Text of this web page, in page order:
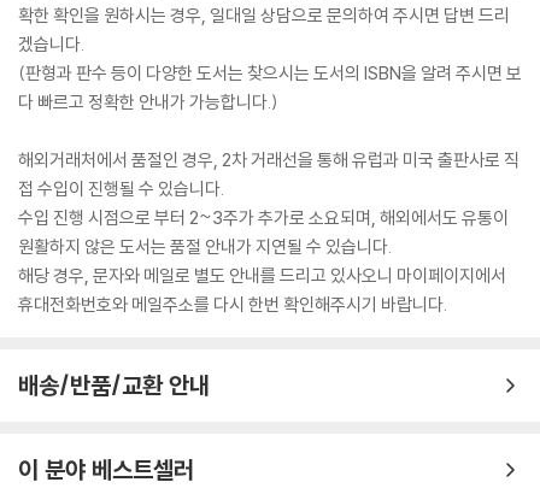
확한 확인을 원하시는 경우, 일대일 상담으로 문의하여 주시면 답변 드리
겠습니다.
(판형과 판수 등이 다양한 도서는 찾으시는 도서의 ISBN을 알려 주시면 보
다 빠르고 정확한 안내가 가능합니다.)
해외거래처에서 품절인 경우, 2차 거래선을 통해 유럽과 미국 출판사로 직
접 수입이 진행될 수 있습니다.
수입 진행 시점으로 부터 2~3주가 추가로 소요되며, 해외에서도 유통이
원활하지 않은 도서는 품절 안내가 지연될 수 있습니다.
해당 경우, 문자와 메일로 별도 안내를 드리고 있사오니 마이페이지에서
휴대전화번호와 메일주소를 다시 한번 확인해주시기 바랍니다.
배송/반품/교환 안내
이 분야 베스트셀러